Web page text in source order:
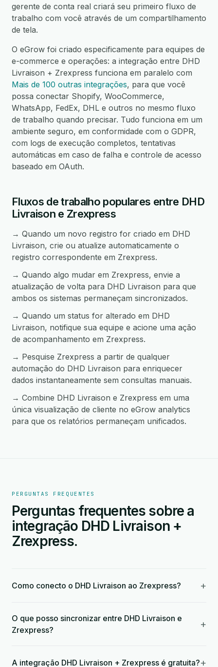
gerente de conta real criará seu primeiro fluxo de
trabalho com você através de um compartilhamento
de tela.
O eGrow foi criado especificamente para equipes de
e-commerce e operações: a integração entre DHD
Livraison + Zrexpress funciona em paralelo com
Mais de 100 outras integrações, para que você
possa conectar Shopify, WooCommerce,
WhatsApp, FedEx, DHL e outros no mesmo fluxo
de trabalho quando precisar. Tudo funciona em um
ambiente seguro, em conformidade com o GDPR,
com logs de execução completos, tentativas
automáticas em caso de falha e controle de acesso
baseado em OAuth.
Fluxos de trabalho populares entre DHD
Livraison e Zrexpress
→ Quando um novo registro for criado em DHD
Livraison, crie ou atualize automaticamente o
registro correspondente em Zrexpress.
→ Quando algo mudar em Zrexpress, envie a
atualização de volta para DHD Livraison para que
ambos os sistemas permaneçam sincronizados.
→ Quando um status for alterado em DHD
Livraison, notifique sua equipe e acione uma ação
de acompanhamento em Zrexpress.
→ Pesquise Zrexpress a partir de qualquer
automação do DHD Livraison para enriquecer
dados instantaneamente sem consultas manuais.
→ Combine DHD Livraison e Zrexpress em uma
única visualização de cliente no eGrow analytics
para que os relatórios permaneçam unificados.
PERGUNTAS FREQUENTES
Perguntas frequentes sobre a
integração DHD Livraison +
Zrexpress.
Como conecto o DHD Livraison ao Zrexpress? +
O que posso sincronizar entre DHD Livraison e
Zrexpress?
+
A integração DHD Livraison + Zrexpress é gratuita?+